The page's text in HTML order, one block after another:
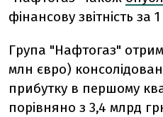
фінансову звітність за
Група "Нафтогаз"
млн євро)
прибутку в першому
порівняно з 3,4 млрд